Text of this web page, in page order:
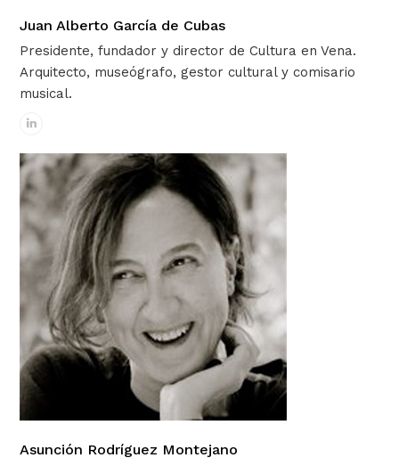
Juan Alberto García de Cubas
Presidente, fundador y director de Cultura en Vena.
Arquitecto, museógrafo, gestor cultural y comisario
musical.
Linkedin
Asunción Rodríguez Montejano